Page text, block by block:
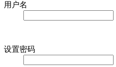
用户名
设置密码